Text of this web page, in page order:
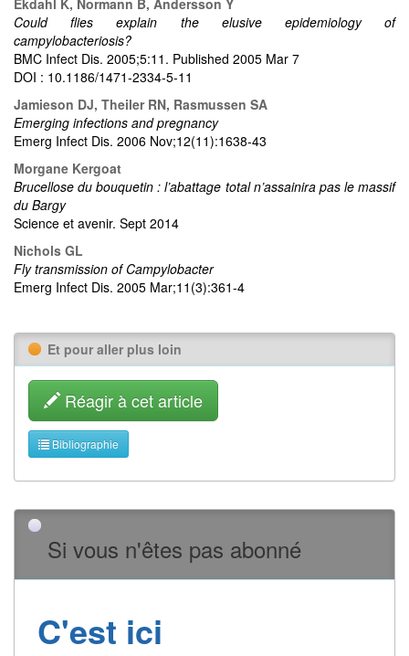
Could flies explain the elusive epidemiology of
campylobacteriosis?
BMC Infect Dis. 2005;5:11. Published 2005 Mar 7
DOI : 10.1186/1471-2334-5-11
Jamieson DJ, Theiler RN, Rasmussen SA
Emerging infections and pregnancy
Emerg Infect Dis. 2006 Nov;12(11):1638-43
Morgane Kergoat
Brucellose du bouquetin : l’abattage total n’assainira pas le massif
du Bargy
Science et avenir. Sept 2014
Nichols GL
Fly transmission of Campylobacter
Emerg Infect Dis. 2005 Mar;11(3):361-4
Et pour aller plus loin
Réagir à cet article
Bibliographie
Si vous n'êtes pas abonné
C'est ici